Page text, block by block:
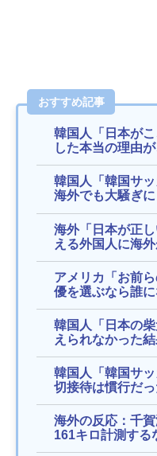
おすすめ記事
韓国人「日本が
した本当の理由
韓国人「韓国サッ
海外でも大騒ぎに
海外「日本が正
える外国人に海外
アメリカ「お前
優を選ぶなら誰に
韓国人「日本の
えられなかった結
韓国人「韓国サ
切接待は慣行だっ
海外の反応：千
161キロ計測する